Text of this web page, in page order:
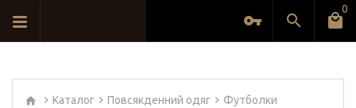
0
Каталог Повсякденний одяг Футболки